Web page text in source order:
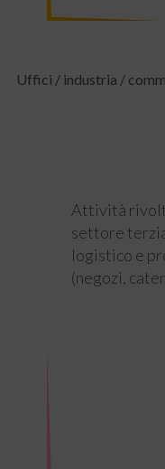
Uffici / industria /
Attività
settore
logistico e
(negozi,